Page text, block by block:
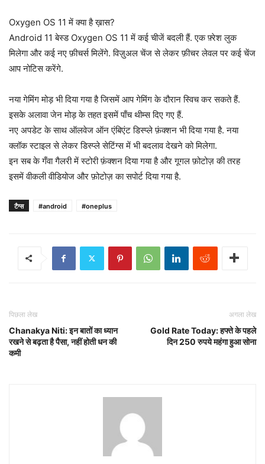
Oxygen OS 11 में क्या है ख़ास?
Android 11 बेस्ड Oxygen OS 11 में कई चीजें बदली हैं. एक फ़्रेश लुक
मिलेगा और कई नए फ़ीचर्स मिलेंगे. विज़ुअल चेंज से लेकर फ़ीचर लेवल पर कई चेंज
आप नोटिस करेंगे.
नया गेमिंग मोड़ भी दिया गया है जिसमें आप गेमिंग के दौरान स्विच कर सकते हैं.
इसके अलावा जेन मोड़ के तहत इसमें पाँच थीम्स दिए गए हैं.
नए अपडेट के साथ ऑलवेज ऑन एंबिएंट डिस्प्ले फ़ंक्शन भी दिया गया है. नया
क्लॉक स्टाइल से लेकर डिस्प्ले सेटिंग्स में भी बदलाव देखने को मिलेगा.
इन सब के गँवा गैलरी में स्टोरी फ़ंक्शन दिया गया है और गूगल फ़ोटोज़ की तरह
इसमें वीकली वीडियोज और फ़ोटोज़ का सपोर्ट दिया गया है.
टैग्स #android #oneplus
पिछला लेख
Chanakya Niti: इन बातों का ध्यान
रखने से बढ़ता है पैसा, नहीं होती धन की
कमी
अगला लेख
Gold Rate Today: हफ्ते के पहले
दिन 250 रुपये महंगा हुआ सोना